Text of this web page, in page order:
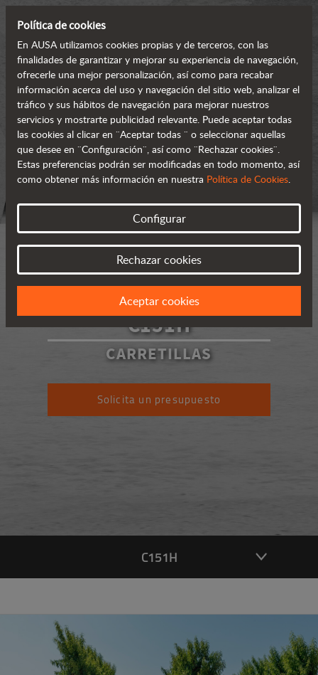
C151H
CARRETILLAS
Solicita un presupuesto
C151H
Política de cookies
En AUSA utilizamos cookies propias y de terceros, con las
finalidades de garantizar y mejorar su experiencia de navegación,
ofrecerle una mejor personalización, así como para recabar
información acerca del uso y navegación del sitio web, analizar el
tráfico y sus hábitos de navegación para mejorar nuestros
servicios y mostrarte publicidad relevante. Puede aceptar todas
las cookies al clicar en ¨Aceptar todas ¨ o seleccionar aquellas
que desee en ¨Configuración¨, así como ¨Rechazar cookies¨.
Estas preferencias podrán ser modificadas en todo momento, así
como obtener más información en nuestra Política de Cookies.
Configurar
Rechazar cookies
Aceptar cookies